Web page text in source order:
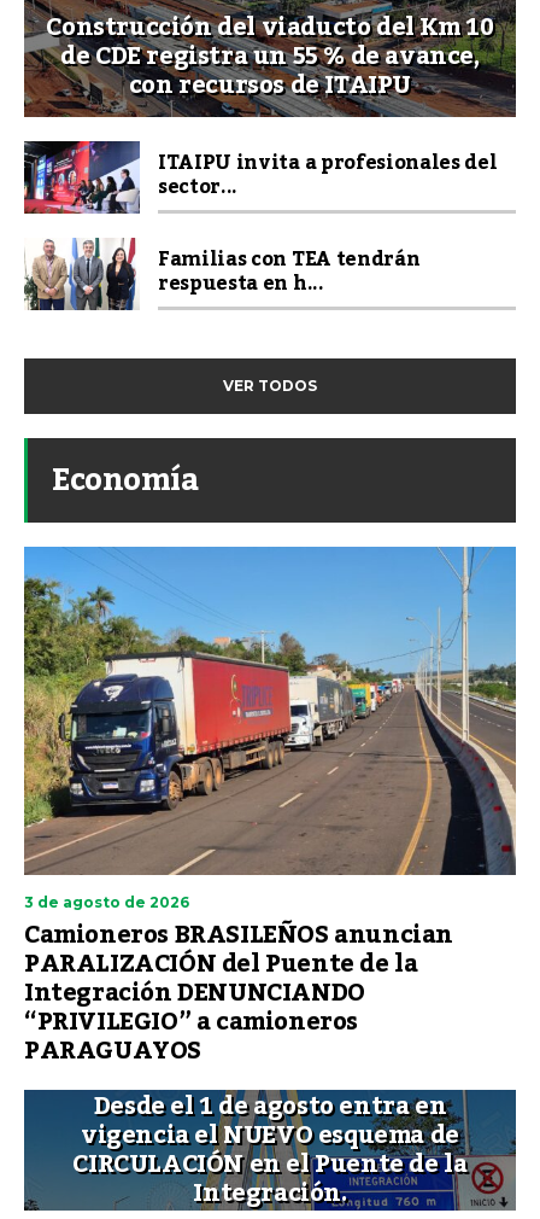
Construcción del viaducto del Km 10
de CDE registra un 55 % de avance,
con recursos de ITAIPU
ITAIPU invita a profesionales del
sector...
Familias con TEA tendrán
respuesta en h...
VER TODOS
Economía
3 de agosto de 2026
Camioneros BRASILEÑOS anuncian
PARALIZACIÓN del Puente de la
Integración DENUNCIANDO
“PRIVILEGIO” a camioneros
PARAGUAYOS
Desde el 1 de agosto entra en
vigencia el NUEVO esquema de
CIRCULACIÓN en el Puente de la
Integración.